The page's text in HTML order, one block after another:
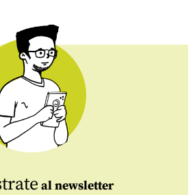
al newsletter